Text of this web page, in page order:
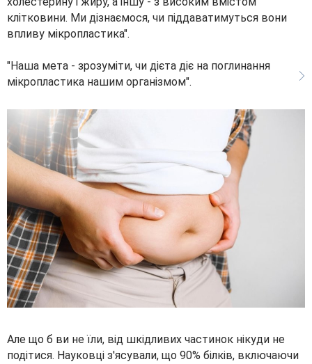
клітковини. Ми дізнаємося, чи піддаватимуться вони
впливу мікропластика".
"Наша мета - зрозуміти, чи дієта діє на поглинання
мікропластика нашим організмом".
Але що б ви не їли, від шкідливих частинок нікуди не
подітися. Науковці з'ясували, що 90% білків, включаючи